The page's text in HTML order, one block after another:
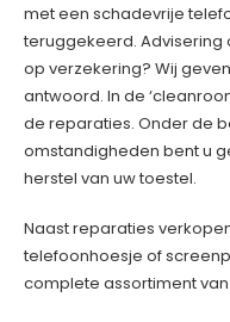
met een schadevrije
teruggekeerd. Advisering
op verzekering? Wij
antwoord. In de
de reparaties. Onder de
omstandigheden bent u
herstel van uw toestel.
Naast reparaties
telefoonhoesje of
complete assortiment